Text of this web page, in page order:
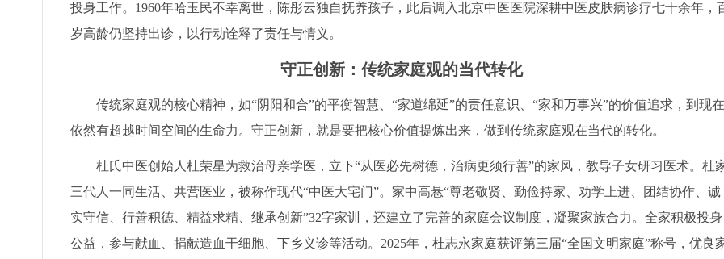
投身工作。1960年哈玉民不幸离世，陈彤云独自抚养孩子，此后调入北京中医医院深耕中医皮肤病诊疗七十余年，
岁高龄仍坚持出诊，以行动诠释了责任与情义。
守正创新：传统家庭观的当代转化
传统家庭观的核心精神，如“阴阳和合”的平衡智慧、“家道绵延”的责任意识、“家和万事兴”的价值追求，到现在
依然有超越时间空间的生命力。守正创新，就是要把核心价值提炼出来，做到传统家庭观在当代的转化。
杜氏中医创始人杜荣星为救治母亲学医，立下“从医必先树德，治病更须行善”的家风，教导子女研习医术。杜
三代人一同生活、共营医业，被称作现代“中医大宅门”。家中高悬“尊老敬贤、勤俭持家、劝学上进、团结协作、诚
实守信、行善积德、精益求精、继承创新”32字家训，还建立了完善的家庭会议制度，凝聚家族合力。全家积极投身
公益，参与献血、捐献造血干细胞、下乡义诊等活动。2025年，杜志永家庭获评第三届“全国文明家庭”称号，优良